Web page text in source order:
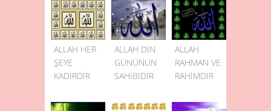
ALLAH HER
ŞEYE
KADİRDİR
ALLAH DİN
GÜNÜNÜN
SAHİBİDİR
ALLAH
RAHMAN VE
RAHİMDİR